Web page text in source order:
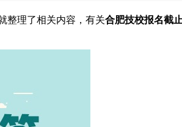
整理了相关内容，有关合肥技校报名截